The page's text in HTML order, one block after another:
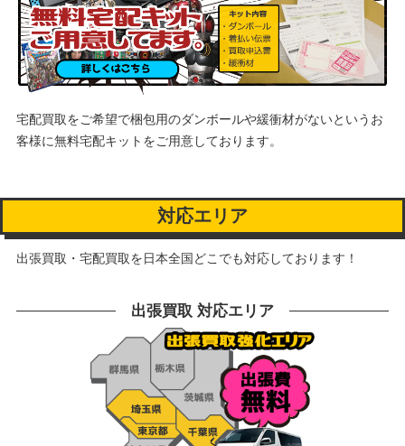
宅配買取をご希望で梱包用のダンボールや緩衝材がないというお
客様に無料宅配キットをご用意しております。
対応エリア
出張買取・宅配買取を日本全国どこでも対応しております！
出張買取 対応エリア